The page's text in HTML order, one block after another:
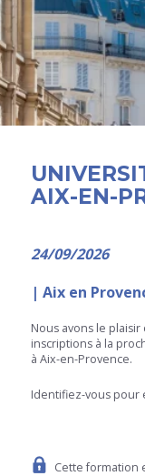
AIX-EN-
24/09/2026
| Aix en
Nous avons le
inscriptions à la
à Aix-en-Provence.
Identifiez-vous pour
Cette formation